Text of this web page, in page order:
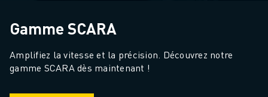
Gamme SCARA
Amplifiez la vitesse et la précision. Découvrez notre
gamme SCARA dès maintenant !